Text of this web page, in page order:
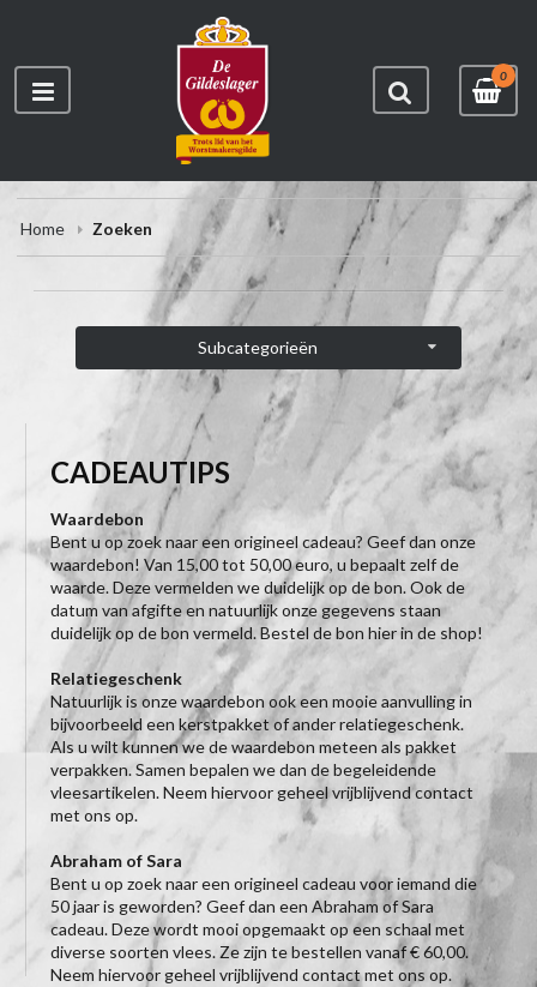
0
Home Zoeken
Subcategorieën
CADEAUTIPS
Waardebon
Bent u op zoek naar een origineel cadeau? Geef dan onze
waardebon! Van 15,00 tot 50,00 euro, u bepaalt zelf de
waarde. Deze vermelden we duidelijk op de bon. Ook de
datum van afgifte en natuurlijk onze gegevens staan
duidelijk op de bon vermeld. Bestel de bon hier in de shop!
Relatiegeschenk
Natuurlijk is onze waardebon ook een mooie aanvulling in
bijvoorbeeld een kerstpakket of ander relatiegeschenk.
Als u wilt kunnen we de waardebon meteen als pakket
verpakken. Samen bepalen we dan de begeleidende
vleesartikelen. Neem hiervoor geheel vrijblijvend contact
met ons op.
Abraham of Sara
Bent u op zoek naar een origineel cadeau voor iemand die
50 jaar is geworden? Geef dan een Abraham of Sara
cadeau. Deze wordt mooi opgemaakt op een schaal met
diverse soorten vlees. Ze zijn te bestellen vanaf € 60,00.
Neem hiervoor geheel vrijblijvend contact met ons op.